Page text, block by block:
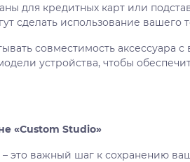
для кредитных карт или
сделать использование
совместимость
устройства, чтобы
«Custom Studio»
это важный шаг к сохранению